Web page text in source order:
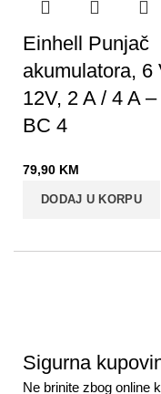
Einhell Punjač
akumulatora, 6
12V, 2 A / 4 A
BC 4
79,90 KM
DODAJ U KORPU
Sigurna
Ne brinite zbog online